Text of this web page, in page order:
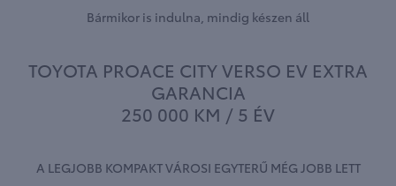
Bármikor is indulna, mindig készen áll
TOYOTA PROACE CITY VERSO EV EXTRA
GARANCIA
250 000 KM / 5 ÉV
A LEGJOBB KOMPAKT VÁROSI EGYTERŰ MÉG JOBB LETT